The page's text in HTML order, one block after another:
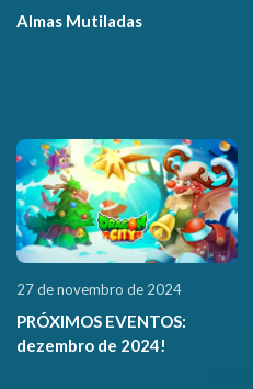
Almas Mutiladas
27 de novembro de 2024
PRÓXIMOS EVENTOS:
dezembro de 2024!